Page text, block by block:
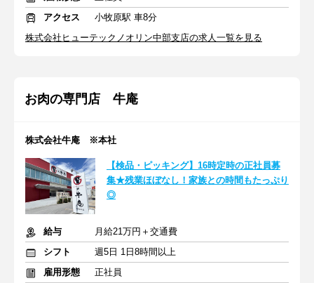
アクセス
小牧原駅 車8分
株式会社ヒューテックノオリン中部支店の求人一覧を見る
お肉の専門店 牛庵
株式会社牛庵 ※本社
【検品・ピッキング】16時定時の正社員募
集★残業ほぼなし！家族との時間もたっぷり
◎
給与
月給21万円＋交通費
シフト
週5日 1日8時間以上
雇用形態
正社員